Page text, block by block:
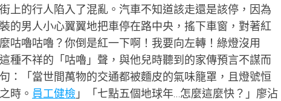
上的行人陷入了混亂。汽車不知道該走還是該停，因為
的男人小心翼翼地把車停在路中央，搖下車窗，對著紅
咕嚕咕嚕？你倒是紅一下啊！我要向左轉！綠燈沒用
種不祥的「咕嚕」聲，與他兒時聽到的家傳預言不謀而
：「當世間萬物的交通都被麵皮的氣味籠罩，且燈號恒
時。 員工健檢 」「七點五個地球年…怎麼這麼快？」廖沾